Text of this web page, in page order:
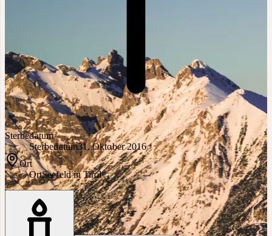
Sterbedatum
Sterbedatum31. Oktober 2016
Ort
OrtSeefeld in Tirol